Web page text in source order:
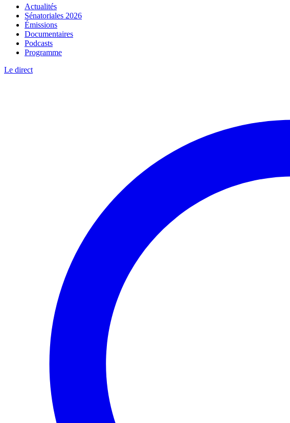
Actualités
Sénatoriales 2026
Émissions
Documentaires
Podcasts
Programme
Le direct